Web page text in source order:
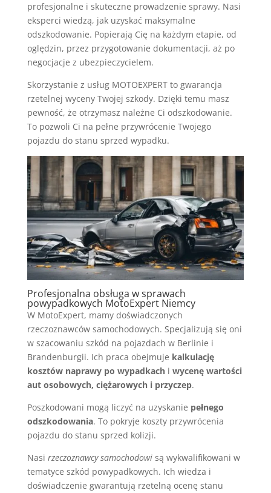
profesjonalne i skuteczne prowadzenie sprawy. Nasi
eksperci wiedzą, jak uzyskać maksymalne
odszkodowanie. Popierają Cię na każdym etapie, od
oględzin, przez przygotowanie dokumentacji, aż po
negocjacje z ubezpieczycielem.
Skorzystanie z usług MOTOEXPERT to gwarancja
rzetelnej wyceny Twojej szkody. Dzięki temu masz
pewność, że otrzymasz należne Ci odszkodowanie.
To pozwoli Ci na pełne przywrócenie Twojego
pojazdu do stanu sprzed wypadku.
Profesjonalna obsługa w sprawach
powypadkowych MotoExpert Niemcy
W MotoExpert, mamy doświadczonych
rzeczoznawców samochodowych. Specjalizują się oni
w szacowaniu szkód na pojazdach w Berlinie i
Brandenburgii. Ich praca obejmuje kalkulację
kosztów naprawy po wypadkachi wycenę wartości
aut osobowych, ciężarowych i przyczep.
Poszkodowani mogą liczyć na uzyskanie pełnego
odszkodowania. To pokryje koszty przywrócenia
pojazdu do stanu sprzed kolizji.
Nasi rzeczoznawcy samochodowisą wykwalifikowani w
tematyce szkód powypadkowych. Ich wiedza i
doświadczenie gwarantują rzetelną ocenę stanu